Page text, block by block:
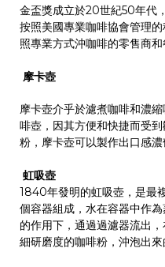
金盃獎成立於20世紀50年代
按照美國專業咖啡協會管理
照專業方式沖咖啡的零售商和
摩卡壺
摩卡壺介乎於濾煮咖啡和濃
啡壺，因其方便和快捷而受
粉，摩卡壺可以製作出口感濃
虹吸壺
1840年發明的虹吸壺，是最
個容器組成，水在容器中作
的作用下，通過過濾器流出
細研磨度的咖啡粉，沖泡出來